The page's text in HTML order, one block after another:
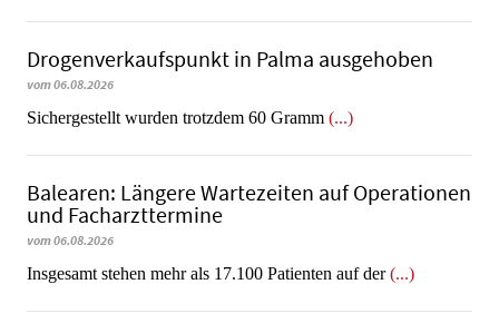
Drogenverkaufspunkt in Palma ausgehoben
vom 06.08.2026
​​​​​​​Sichergestellt wurden trotzdem 60 Gramm (...)
Balearen: Längere Wartezeiten auf Operationen
und Facharzttermine
vom 06.08.2026
Insgesamt stehen mehr als 17.100 Patienten auf der(...)